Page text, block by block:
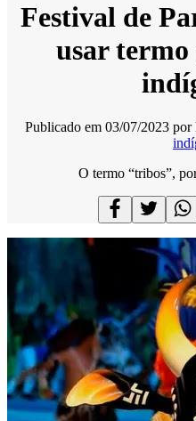
Festival de
usar
Publicado em 03/07/2023 por
O termo “tribos”,